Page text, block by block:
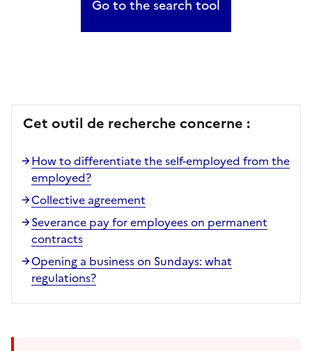
Go to the search tool
Cet outil de recherche concerne :
How to differentiate the self-employed from the
employed?
Collective agreement
Severance pay for employees on permanent
contracts
Opening a business on Sundays: what
regulations?